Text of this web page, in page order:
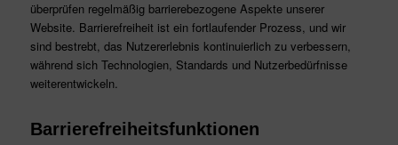
überprüfen regelmäßig barrierebezogene Aspekte unserer
Website. Barrierefreiheit ist ein fortlaufender Prozess, und wir
sind bestrebt, das Nutzererlebnis kontinuierlich zu verbessern,
während sich Technologien, Standards und Nutzerbedürfnisse
weiterentwickeln.
Barrierefreiheitsfunktionen